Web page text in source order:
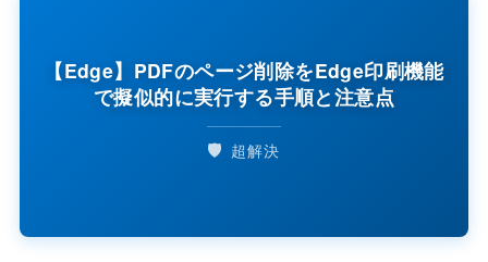
【Edge】PDFのページ削除をEdge印刷機能
で擬似的に実行する手順と注意点
🛡️ 超解決